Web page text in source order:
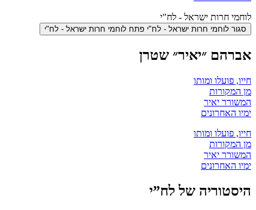
לוחמי חרות ישראל - לח"י
סגור לוחמי חרות ישראל - לח"י פתח לוחמי חרות ישראל - לח"י
אברהם ״יאיר״ שטרן
חייו, פועלו ומותו
מן המקורות
המשורר יאיר
ימיו האחרונים
חייו, פועלו ומותו
מן המקורות
המשורר יאיר
ימיו האחרונים
היסטוריה של לח”י